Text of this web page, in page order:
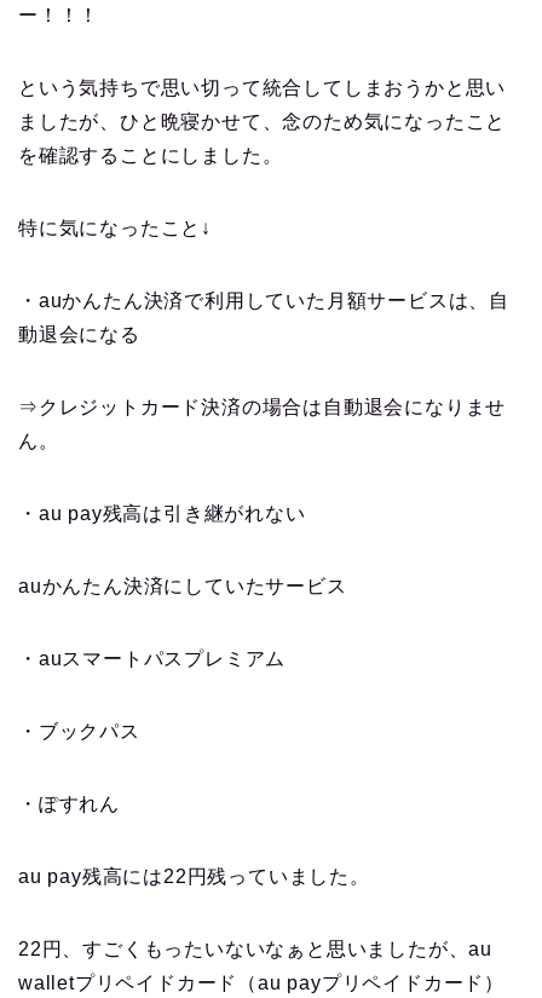
ー！！！
という気持ちで思い切って統合してしまおうかと思い
ましたが、ひと晩寝かせて、念のため気になったこと
を確認することにしました。
特に気になったこと↓
・auかんたん決済で利用していた月額サービスは、自
動退会になる
⇒クレジットカード決済の場合は自動退会になりませ
ん。
・au pay残高は引き継がれない
auかんたん決済にしていたサービス
・auスマートパスプレミアム
・ブックパス
・ぽすれん
au pay残高には22円残っていました。
22円、すごくもったいないなぁと思いましたが、au
walletプリペイドカード（au payプリペイドカード）